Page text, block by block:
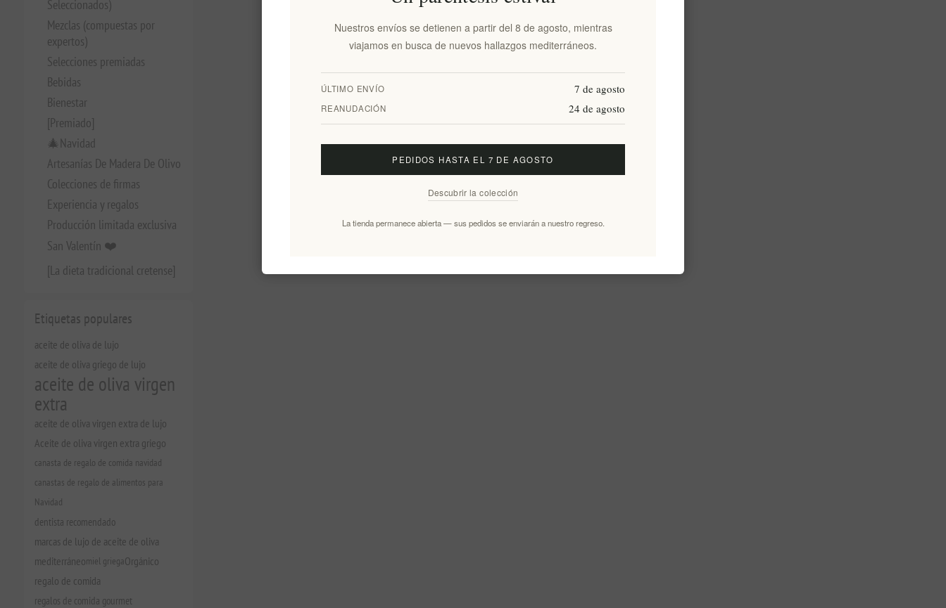
Seleccionados)
Mezclas (compuestas por
expertos)
Selecciones premiadas
Bebidas
Bienestar
[Premiado]
🎄Navidad
Artesanías De Madera De Olivo
Colecciones de firmas
Experiencia y regalos
Producción limitada exclusiva
San Valentín ❤️
[La dieta tradicional cretense]
Etiquetas populares
aceite de oliva de lujo
aceite de oliva griego de lujo
aceite de oliva virgen
extra
aceite de oliva virgen extra de lujo
Aceite de oliva virgen extra griego
canasta de regalo de comida navidad
canastas de regalo de alimentos para
Navidad
dentista recomendado
marcas de lujo de aceite de oliva
mediterráneomiel griegaOrgánico
regalo de comida
regalos de comida gourmet
Nuestros envíos se detienen a partir del 8 de agosto, mientras
viajamos en busca de nuevos hallazgos mediterráneos.
ÚLTIMO ENVÍO 7 de agosto
REANUDACIÓN 24 de agosto
PEDIDOS HASTA EL 7 DE AGOSTO
Descubrir la colección
La tienda permanece abierta — sus pedidos se enviarán a nuestro regreso.